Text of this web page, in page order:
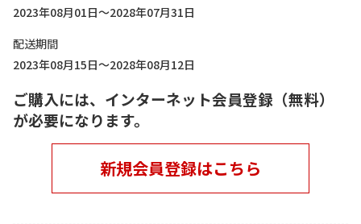
2023年08月01日～2028年07月31日
配送期間
2023年08月15日～2028年08月12日
ご購入には、インターネット会員登録（無料）
が必要になります。
新規会員登録はこちら